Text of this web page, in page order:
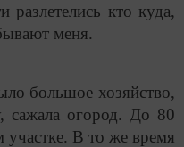
кто куда,
меня.
большое хозяйство,
сажала огород. До 80
участке. В то же время